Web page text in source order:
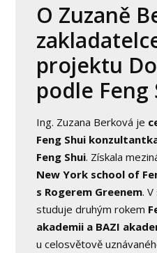
O Zuzaně
projektu
podle Feng
Ing. Zuzana Berková je
Feng Shui
Feng Shui. Získala
New York school of
s Rogerem Greenem.
studuje druhým rokem
akademii a BAZI
u celosvětově